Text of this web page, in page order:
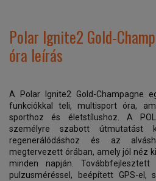
Polar Ignite2 Gold-
óra leírás
A Polar Ignite2 Gold-Champagne
funkciókkal teli, multisport óra,
sporthoz és életstílushoz. A
személyre szabott útmutatást
regenerálódáshoz és az
megtervezett órában, amely jól néz
minden napján.
pulzusméréssel, beépített GPS-el,